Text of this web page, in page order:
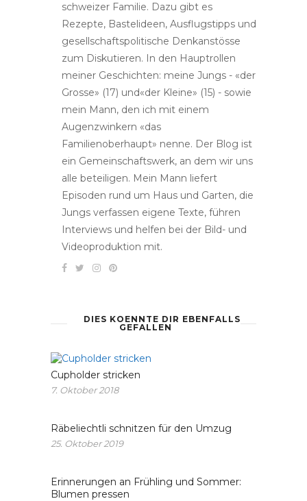
schweizer Familie. Dazu gibt es
Rezepte, Bastelideen, Ausflugstipps und
gesellschaftspolitische Denkanstösse
zum Diskutieren. In den Hauptrollen
meiner Geschichten: meine Jungs - «der
Grosse» (17) und«der Kleine» (15) - sowie
mein Mann, den ich mit einem
Augenzwinkern «das
Familienoberhaupt» nenne. Der Blog ist
ein Gemeinschaftswerk, an dem wir uns
alle beteiligen. Mein Mann liefert
Episoden rund um Haus und Garten, die
Jungs verfassen eigene Texte, führen
Interviews und helfen bei der Bild- und
Videoproduktion mit.
DIES KOENNTE DIR EBENFALLS
GEFALLEN
Cupholder stricken
7. Oktober 2018
Räbeliechtli schnitzen für den Umzug
25. Oktober 2019
Erinnerungen an Frühling und Sommer:
Blumen pressen